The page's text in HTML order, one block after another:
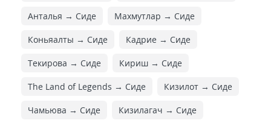
Анталья → Сиде Махмутлар → Сиде
Коньяалты → Сиде Кадрие → Сиде
Текирова → Сиде Кириш → Сиде
The Land of Legends → Сиде Кизилот → Сиде
Чамьюва → Сиде Кизилагач → Сиде